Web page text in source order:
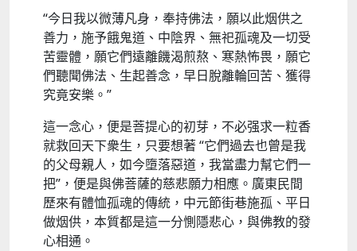
“今日我以微薄凡身，奉持佛法，願以此烟供之
善力，施予餓鬼道、中陰界、無祀孤魂及一切受
苦靈體，願它們遠離饑渴煎熬、寒熱怖畏，願它
們聽聞佛法、生起善念，早日脫離輪回苦、獲得
究竟安樂。”​
這一念心，便是菩提心的初芽，不必强求一粒香
就救回天下衆生，只要想著 “它們過去也曾是我
的父母親人，如今墮落惡道，我當盡力幫它們一
把”，便是與佛菩薩的慈悲願力相應。廣東民間
歷來有體恤孤魂的傳統，中元節街巷施孤、平日
做烟供，本質都是這一分惻隱悲心，與佛教的發
心相通​。​